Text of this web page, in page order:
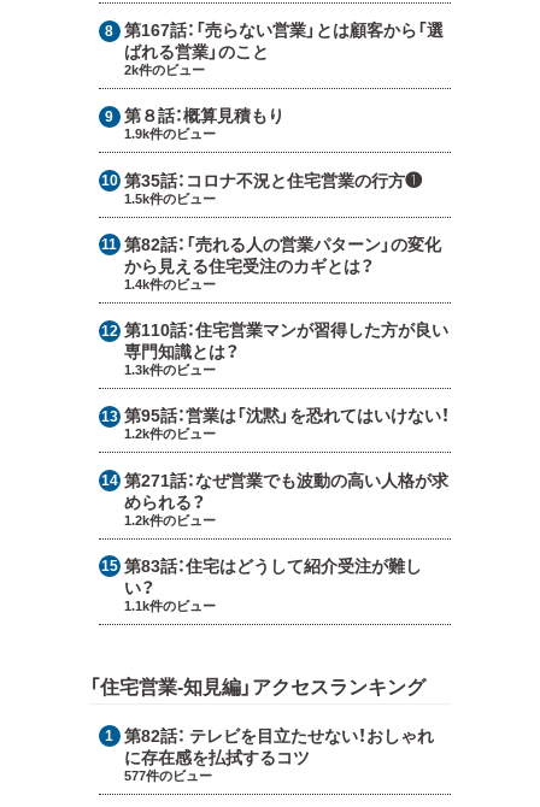
第167話： 「売らない営業」とは顧客から「選
ばれる営業」のこと
2k件のビュー
第８話：概算見積もり
1.9k件のビュー
第35話： コロナ不況と住宅営業の行方❶
1.5k件のビュー
第82話： 「売れる人の営業パターン」の変化
から見える住宅受注のカギとは？
1.4k件のビュー
第110話：住宅営業マンが習得した方が良い
専門知識とは？
1.3k件のビュー
第95話：営業は「沈黙」を恐れてはいけない！
1.2k件のビュー
第271話：なぜ営業でも波動の高い人格が求
められる？
1.2k件のビュー
第83話：住宅はどうして紹介受注が難し
い？
1.1k件のビュー
「住宅営業-知見編」アクセスランキング
第82話： テレビを目立たせない！おしゃれ
に存在感を払拭するコツ
577件のビュー